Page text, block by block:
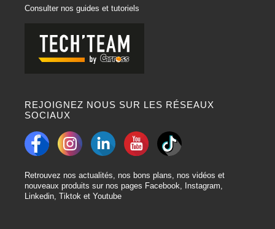
Consulter nos guides et tutoriels
REJOIGNEZ NOUS SUR LES RÉSEAUX
SOCIAUX
Retrouvez nos actualités, nos bons plans, nos vidéos et
nouveaux produits sur nos pages Facebook, Instagram,
Linkedin, Tiktok et Youtube